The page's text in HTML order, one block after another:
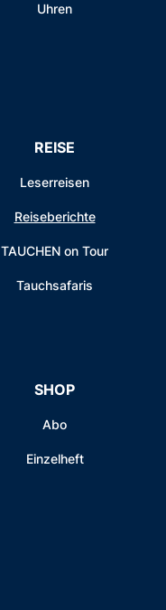
Uhren
REISE
Leserreisen
Reiseberichte
TAUCHEN on Tour
Tauchsafaris
SHOP
Abo
Einzelheft